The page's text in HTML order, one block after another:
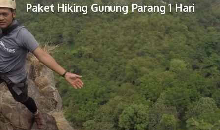
Paket Hiking Gunung Parang 1 Hari